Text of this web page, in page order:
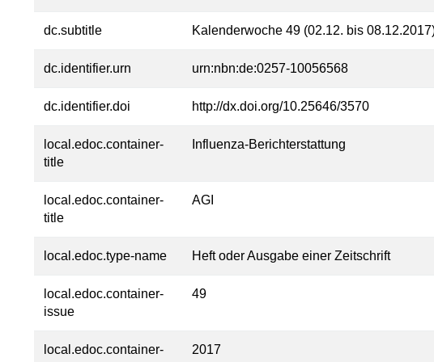
dc.subtitle Kalenderwoche 49 (02.12. bis
dc.identifier.urn urn:nbn:de:0257-10056568
dc.identifier.doi http://dx.doi.org/10.25646/3570
local.edoc.container-
title
Influenza-Berichterstattung
local.edoc.container-
title
AGI
local.edoc.type-name Heft oder Ausgabe einer Zeitschrift
local.edoc.container-
issue
49
local.edoc.container-
2017